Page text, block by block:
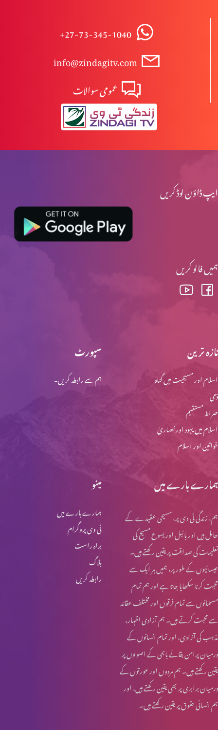
+27-73-345-1040
info@zindagitv.com
عمومی سوالات
ایپ ڈاؤن لوڈ کریں
ہمیں فالو کریں
سپورٹ
ہم سے رابطہ کریں۔
تازہ ترین
اسلام اور مسیحیت میں گناہ
ذمی
صراط مستقیم
اسلام میں یہود اور نصاریٰ
خواتین اور اسلام
مینو
ہمارے بارے میں
ٹی وی پروگرام
براہ راست
بلاگ
رابطہ کریں
ہمارے بارے میں
ہم، زندگی ٹی وی پر، مسیحی عقیدے کے
حامل ہیں اور بائبل اور یسوع مسیح کی
تعلیمات کی صداقت پر یقین رکھتے ہیں۔
عیسائیوں کے طور پر، ہمیں ہر ایک سے
محبت کرنا سکھایا جاتا ہے اور ہم تمام
مسلمانوں سے تمام فرقوں اور مختلف عقائد
سے محبت کرتے ہیں۔ ہم آزادی اظہار،
مذہب کی آزادی، اور تمام انسانوں کے
درمیان پرامن بقائے باہمی کے اصولوں پر
یقین رکھتے ہیں۔ ہم مردوں اور عورتوں کے
درمیان برابری پر بھی یقین رکھتے ہیں، اور
ہم انسانی حقوق پر یقین رکھتے ہیں۔